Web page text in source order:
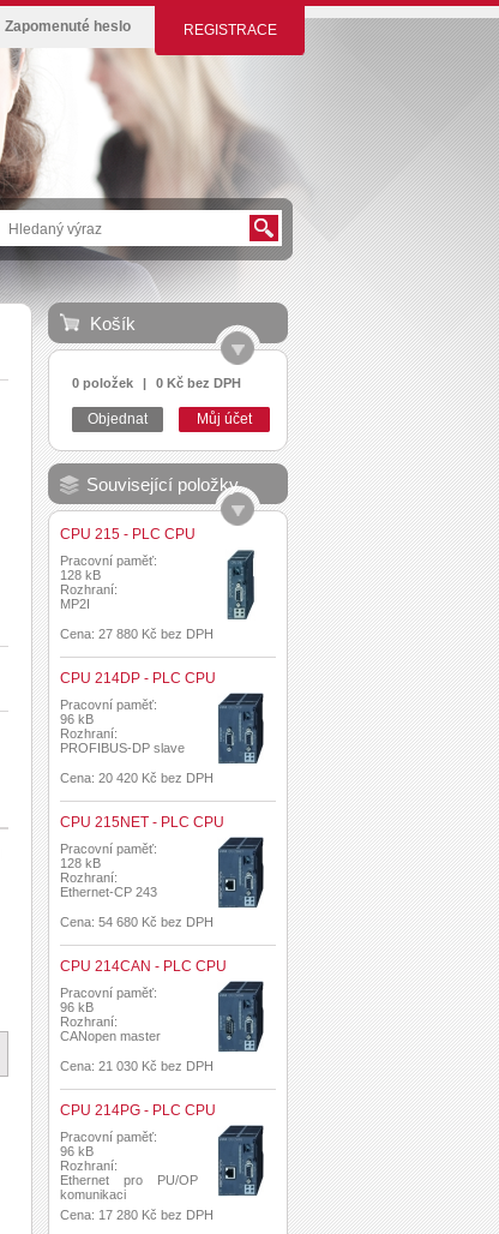
REGISTRACE
Zapomenuté heslo
Košík
0 položek | 0 Kč bez DPH
Objednat Můj účet
Související položky
CPU 215 - PLC CPU
Pracovní paměť:
128 kB
Rozhraní:
MP2I
Cena: 27 880 Kč bez DPH
CPU 214DP - PLC CPU
Pracovní paměť:
96 kB
Rozhraní:
PROFIBUS-DP slave
Cena: 20 420 Kč bez DPH
CPU 215NET - PLC CPU
Pracovní paměť:
128 kB
Rozhraní:
Ethernet-CP 243
Cena: 54 680 Kč bez DPH
CPU 214CAN - PLC CPU
Pracovní paměť:
96 kB
Rozhraní:
CANopen master
Cena: 21 030 Kč bez DPH
CPU 214PG - PLC CPU
Pracovní paměť:
96 kB
Rozhraní:
Ethernet pro PU/OP
komunikaci
Cena: 17 280 Kč bez DPH